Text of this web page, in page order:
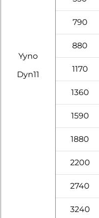
Yyno
Dyn11
790
880
1170
1360
1590
1880
2200
2740
3240